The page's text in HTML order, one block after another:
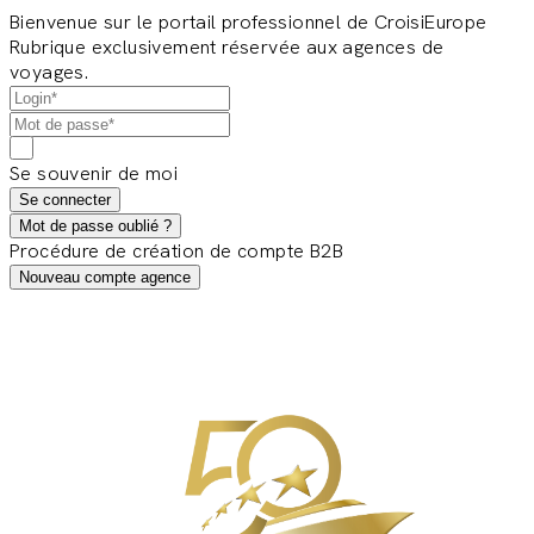
Bienvenue sur le portail professionnel de CroisiEurope
Rubrique exclusivement réservée aux agences de
voyages.
Se souvenir de moi
Se connecter
Mot de passe oublié ?
Procédure de création de compte B2B
Nouveau compte agence